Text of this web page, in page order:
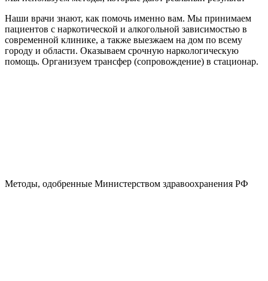
Наши врачи знают, как помочь именно вам. Мы принимаем
пациентов с наркотической и алкогольной зависимостью в
современной клинике, а также выезжаем на дом по всему
городу и области. Оказываем срочную наркологическую
помощь. Организуем трансфер (сопровождение) в стационар.
Методы, одобренные Министерством здравоохранения РФ